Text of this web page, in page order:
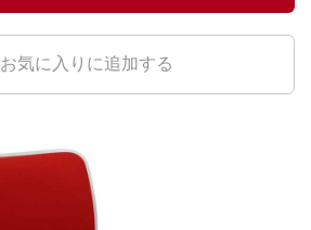
お気に入りに追加する